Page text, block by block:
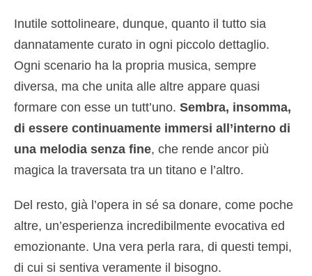
Inutile sottolineare, dunque, quanto il tutto sia
dannatamente curato in ogni piccolo dettaglio.
Ogni scenario ha la propria musica, sempre
diversa, ma che unita alle altre appare quasi
formare con esse un tutt’uno. Sembra, insomma,
di essere continuamente immersi all’interno di
una melodia senza fine, che rende ancor più
magica la traversata tra un titano e l’altro.
Del resto, già l’opera in sé sa donare, come poche
altre, un’esperienza incredibilmente evocativa ed
emozionante. Una vera perla rara, di questi tempi,
di cui si sentiva veramente il bisogno.